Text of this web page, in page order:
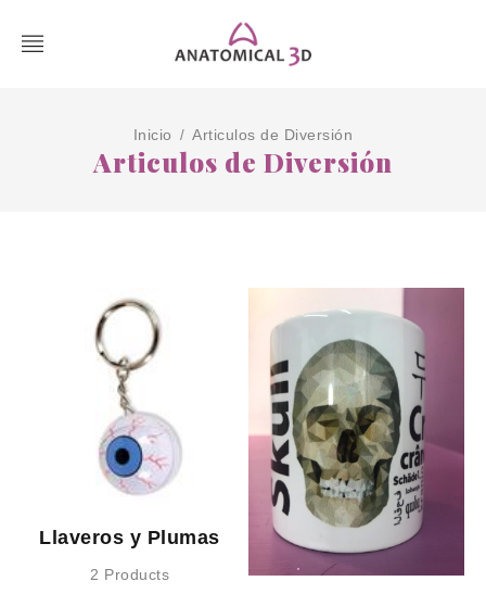
Inicio / Articulos de Diversión
Articulos de Diversión
Llaveros y Plumas
2 Products